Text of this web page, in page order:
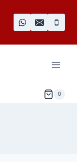
0